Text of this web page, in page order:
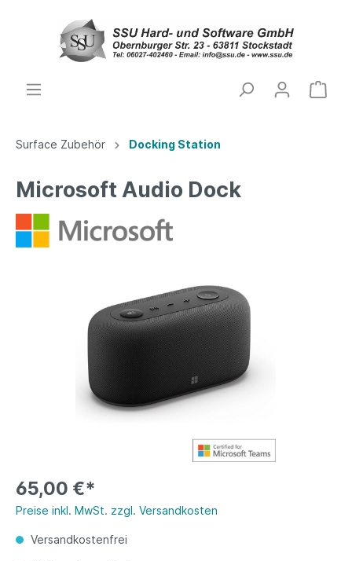
Surface Zubehör Docking Station
Microsoft Audio Dock
65,00 €*
Preise inkl. MwSt. zzgl. Versandkosten
Versandkostenfrei